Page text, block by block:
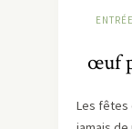
œuf
Les fêtes